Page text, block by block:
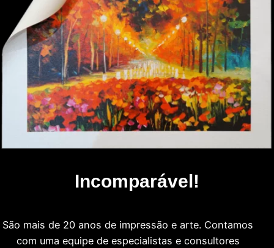
Incomparável!
São mais de 20 anos de impressão e arte. Contamos
com uma equipe de especialistas e consultores